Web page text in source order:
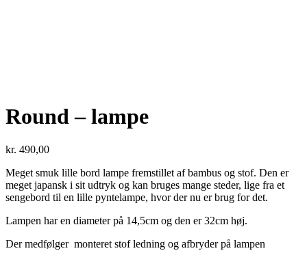
Round – lampe
kr. 490,00
Meget smuk lille bord lampe fremstillet af bambus og stof. Den er
meget japansk i sit udtryk og kan bruges mange steder, lige fra et
sengebord til en lille pyntelampe, hvor der nu er brug for det.
Lampen har en diameter på 14,5cm og den er 32cm høj.
Der medfølger monteret stof ledning og afbryder på lampen